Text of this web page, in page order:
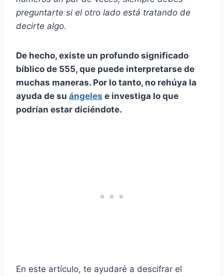
preguntarte si el otro lado está tratando de
decirte algo.
De hecho, existe un profundo significado
bíblico de 555, que puede interpretarse de
muchas maneras. Por lo tanto, no rehúya la
ayuda de su ángeles e investiga lo que
podrían estar diciéndote.
En este artículo, te ayudaré a descifrar el